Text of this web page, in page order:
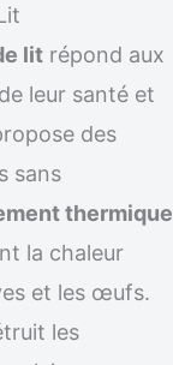
lit répond aux
leur santé et
des
sans
thermique
la chaleur
et les œufs.
les